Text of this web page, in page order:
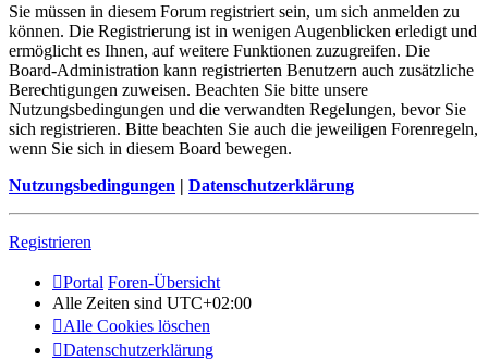
Sie müssen in diesem Forum registriert sein, um sich anmelden zu
können. Die Registrierung ist in wenigen Augenblicken erledigt und
ermöglicht es Ihnen, auf weitere Funktionen zuzugreifen. Die
Board-Administration kann registrierten Benutzern auch zusätzliche
Berechtigungen zuweisen. Beachten Sie bitte unsere
Nutzungsbedingungen und die verwandten Regelungen, bevor Sie
sich registrieren. Bitte beachten Sie auch die jeweiligen Forenregeln,
wenn Sie sich in diesem Board bewegen.
Nutzungsbedingungen | Datenschutzerklärung
Registrieren
Portal Foren-Übersicht
Alle Zeiten sind UTC+02:00
Alle Cookies löschen
Datenschutzerklärung